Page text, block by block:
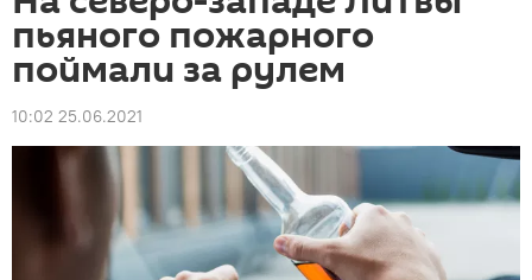
пьяного пожарного
поймали за рулем
10:02 25.06.2021